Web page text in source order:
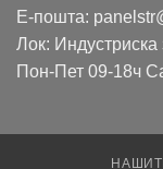
Е-пошта:
Лок:
Пон-Пет 09-18ч